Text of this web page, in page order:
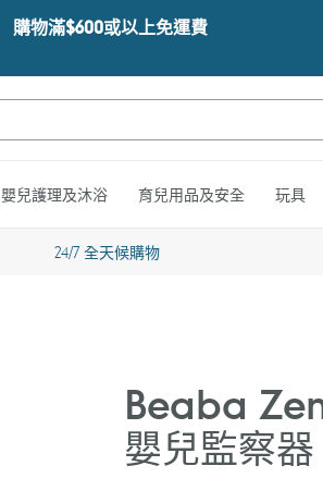
購物滿$600或以上免運費
嬰兒護理及沐浴 育兒用品及安全 玩具
24/7 全天候購物
Beaba
嬰兒監察器